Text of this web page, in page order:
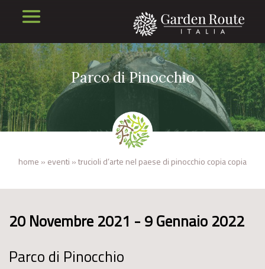
Parco di Pinocchio
home » eventi »trucioli d’arte nel paese di pinocchio copia copia
20 Novembre 2021 - 9 Gennaio 2022
Parco di Pinocchio